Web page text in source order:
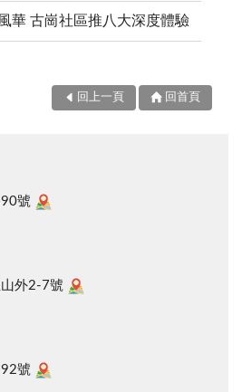
華 古崗社區推八大深度體驗
回上一頁 回首頁
號
外2-7號
號